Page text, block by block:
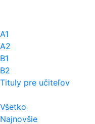
A1
A2
B1
B2
Tituly pre učiteľov
Všetko
Najnovšie